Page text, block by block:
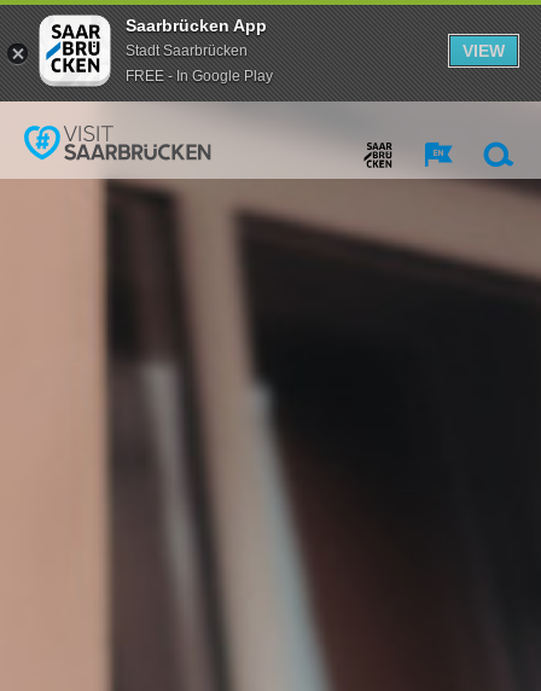
Saarbrücken App
Stadt Saarbrücken
FREE - In Google Play
VIEW